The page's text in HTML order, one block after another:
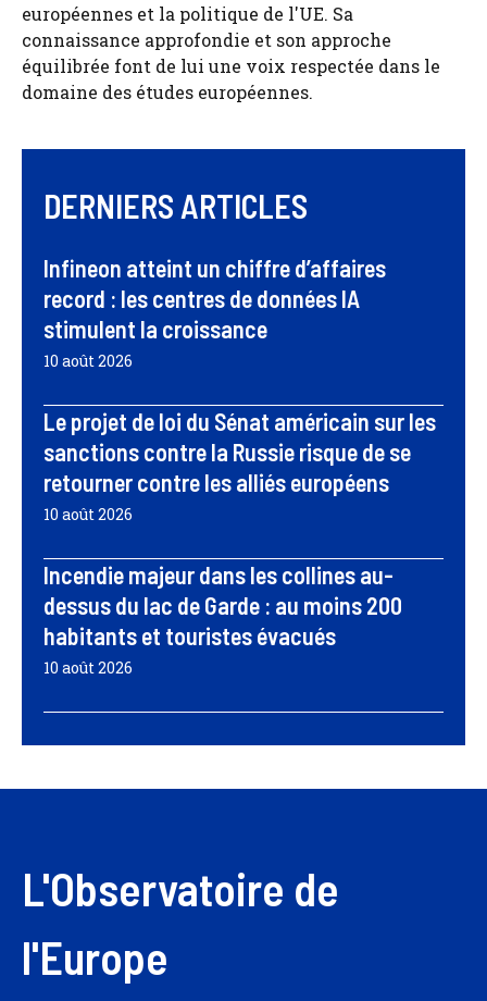
européennes et la politique de l'UE. Sa
connaissance approfondie et son approche
équilibrée font de lui une voix respectée dans le
domaine des études européennes.
DERNIERS ARTICLES
Infineon atteint un chiffre d’affaires
record : les centres de données IA
stimulent la croissance
10 août 2026
Le projet de loi du Sénat américain sur les
sanctions contre la Russie risque de se
retourner contre les alliés européens
10 août 2026
Incendie majeur dans les collines au-
dessus du lac de Garde : au moins 200
habitants et touristes évacués
10 août 2026
L'Observatoire de
l'Europe